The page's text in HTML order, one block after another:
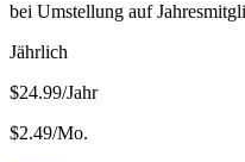
bei Umstellung auf
Jährlich
$24.99/Jahr
$2.49/Mo.